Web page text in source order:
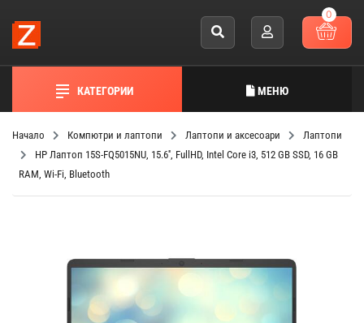
0
КАТЕГОРИИ МЕНЮ
Начало Компютри и лаптопи Лаптопи и аксесоари
Лаптопи
HP Лаптоп 15S-FQ5015NU, 15.6'', FullHD, Intel Core i3, 512 GB SSD, 16 GB
RAM, Wi-Fi, Bluetooth